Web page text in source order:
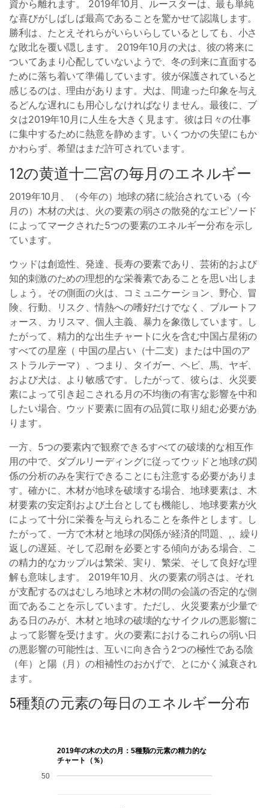
資から離れます。 2019年10月、ルースターは、最も単純
な喜びがしばしば最高であることを驚かせて認識します。
勝利は、たとえそれらがいらいらしているとしても、小さ
な敗北を覆い隠します。 2019年10月の犬は、彼の将来に
ついてあまり心配していないようで、冬の到来に直面する
ために落ち着いて準備しています。彼が保護されていると
感じるのは、理由があります。犬は、間違った印象を与え
るどんな遅れにも用心しなければなりません。最後に、ブ
タは2019年10月に人生を大きく見ます。彼は日々の仕事
に集中するために熱意を静めます。いくつかの失望にもか
かわらず、希望はまだ許可されています。
12の黄道十二宮の毎月のエネルギー
2019年10月、（今年の）地球の猪に統治されている（今
月の）木材の犬は、火の要素の弱さの散発的なエピソード
によってマークされた5つの要素のエネルギー分布を示し
ています。
ウッドは創造性、発達、長寿の要素であり、芸術的および
知的刺激のための理想的な栄養素であることを思い出しま
しょう。その側面の火は、コミュニケーション、野心、冒
険、行動、リスク、情熱への嗜好だけでなく、ブルートフ
ォース、カリスマ、個人主義、暴力を象徴しています。し
たがって、精力的な出生チャートに火を含む中国占星術の
すべての星座（ 中国の星占い（十二支）または中国のア
ストラルテーマ）、つまり、タイガー、ヘビ、馬、ヤギ、
および犬は、より敏感です。したがって、彼らは、火災要
素によって引き起こされる月の不均衡の有害な影響を中和
したい場合、ウッド要素に固有の品質に取り組む必要があ
ります。
一方、5つの要素内で観察できるすべての破壊的な相互作
用の中で、ダブルリーディングに従ってウッドと地球の関
係の分析のみを実行できることにも注意する必要がありま
す。確かに、木材が地球を破壊する場合、地球要素は、木
材要素の安定剤および土台としても機能し、地球要素が火
によって十分に栄養を与えられることを条件とします。し
たがって、一方で木材と地球の関係が経済的問題、,、繰り
返しの遅延、そして忍耐を必要とする傾向がある場合、こ
の精力的なカップルは繁栄、実り、繁栄、そして良好な理
解も意味します。 2019年10月、火の要素の弱さは、それ
が支配するのはむしろ地球と木材の間の会議の否定的な側
面であることを示しています。ただし、火災要素が少量で
ある日のみが、木材と地球の破壊的なサイクルの悪影響に
よって影響を受けます。火の要素におけるこれらの弱い日
の悪影響の可能性は、互いに向き合う2つの極性である陰
（年）と陽（月）の相補性のおかげで、とにかく減衰され
ます。
5種類の元素の毎日のエネルギー分布
2019年の木の犬の月：5種類の元素の精力的な
チャート（％）
50